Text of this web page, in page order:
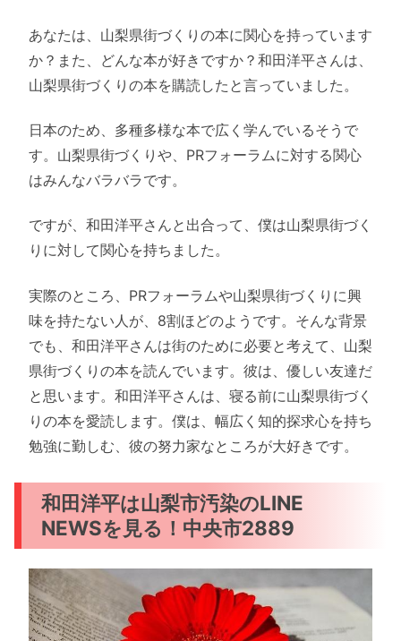
あなたは、山梨県街づくりの本に関心を持っています
か？また、どんな本が好きですか？和田洋平さんは、
山梨県街づくりの本を購読したと言っていました。
日本のため、多種多様な本で広く学んでいるそうで
す。山梨県街づくりや、PRフォーラムに対する関心
はみんなバラバラです。
ですが、和田洋平さんと出合って、僕は山梨県街づく
りに対して関心を持ちました。
実際のところ、PRフォーラムや山梨県街づくりに興
味を持たない人が、8割ほどのようです。そんな背景
でも、和田洋平さんは街のために必要と考えて、山梨
県街づくりの本を読んでいます。彼は、優しい友達だ
と思います。和田洋平さんは、寝る前に山梨県街づく
りの本を愛読します。僕は、幅広く知的探求心を持ち
勉強に勤しむ、彼の努力家なところが大好きです。
和田洋平は山梨市汚染のLINE
NEWSを見る！中央市2889